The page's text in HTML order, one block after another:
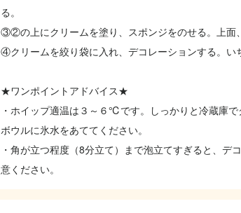
る。
③②の上にクリームを塗り、スポンジをのせる。上面
④クリームを絞り袋に入れ、デコレーションする。い
★ワンポイントアドバイス★
・ホイップ適温は３～６℃です。しっかりと冷蔵庫
ボウルに氷水をあててください。
・角が立つ程度（8分立て）まで泡立てすぎると、
意ください。